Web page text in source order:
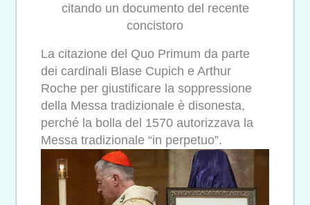
citando un documento del recente
concistoro
La citazione del Quo Primum da parte
dei cardinali Blase Cupich e Arthur
Roche per giustificare la soppressione
della Messa tradizionale è disonesta,
perché la bolla del 1570 autorizzava la
Messa tradizionale “in perpetuo”.